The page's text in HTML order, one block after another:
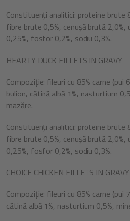
Constituenți analitici: proteine brute
fibre brute 0,5%, cenușă brută 2,0%,
0,25%, fosfor 0,2%, sodiu 0,3%.
HEARTY DUCK FILLETS IN GRAVY
Compoziție: fileuri cu 85% carne (pui
bulion, cătină albă 1%, nasturtium
mazăre.
Constituenți analitici: proteine brute
fibre brute 0,5%, cenușă brută 2,0%,
0,25%, fosfor 0,2%, sodiu 0,3%.
CHOICE CHICKEN FILLETS IN GRAVY
Compoziție: fileuri cu 85% carne (pui
cătină albă 1%, nasturtium 0,5%,